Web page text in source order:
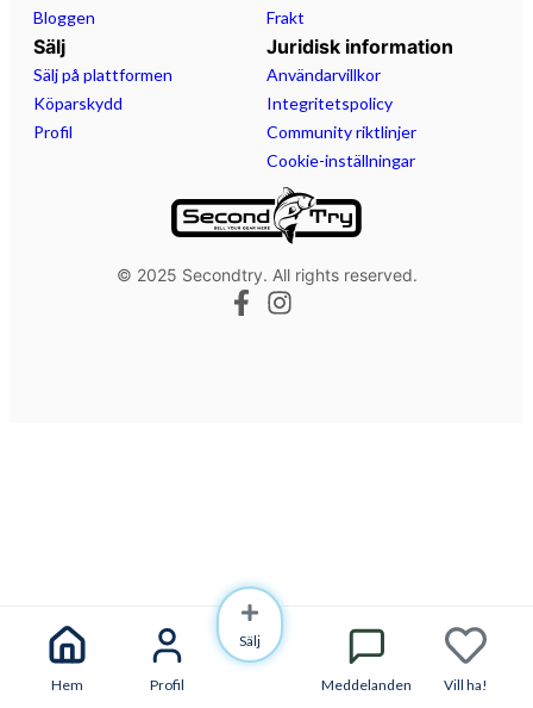
Bloggen
Frakt
Sälj
Sälj på plattformen
Köparskydd
Profil
Juridisk information
Användarvillkor
Integritetspolicy
Community riktlinjer
Cookie-inställningar
© 2025 Secondtry. All rights reserved.
Hem Profil
Sälj
Meddelanden Vill ha!